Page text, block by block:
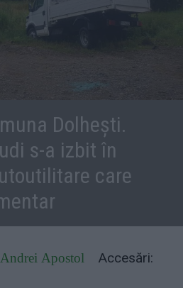
Dolhești.
s-a izbit în
care
Andrei Apostol
Accesări: